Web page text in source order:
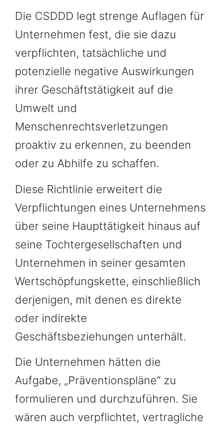
Die CSDDD legt strenge Auflagen für
Unternehmen fest, die sie dazu
verpflichten, tatsächliche und
potenzielle negative Auswirkungen
ihrer Geschäftstätigkeit auf die
Umwelt und
Menschenrechtsverletzungen
proaktiv zu erkennen, zu beenden
oder zu Abhilfe zu schaffen.
Diese Richtlinie erweitert die
Verpflichtungen eines Unternehmens
über seine Haupttätigkeit hinaus auf
seine Tochtergesellschaften und
Unternehmen in seiner gesamten
Wertschöpfungskette, einschließlich
derjenigen, mit denen es direkte
oder indirekte
Geschäftsbeziehungen unterhält.
Die Unternehmen hätten die
Aufgabe, „Präventionspläne“ zu
formulieren und durchzuführen. Sie
wären auch verpflichtet, vertragliche